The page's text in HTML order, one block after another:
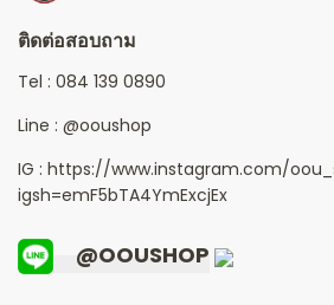
ติดต่อสอบถาม
Tel : 084 139 0890
Line : @ooushop
IG : https://www.instagram.com/
igsh=emF5bTA4YmExcjEx
@OOUSHOP